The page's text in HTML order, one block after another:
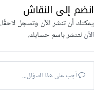
انضم إلى النقاش
يمكنك أن تنشر الآن وتسجل
الآنلتنشر باسم حسابك.
أجب على هذا السؤال...